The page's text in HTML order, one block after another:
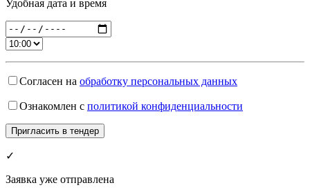
Удобная дата и время
Согласен на обработку персональных данных
Ознакомлен с политикой конфиденциальности
✓
Заявка уже отправлена